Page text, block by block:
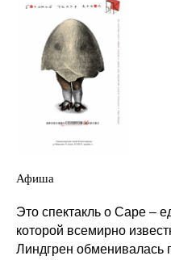
Афиша
Это спектакль о Саре –
которой всемирно
Линдгрен обменивалась